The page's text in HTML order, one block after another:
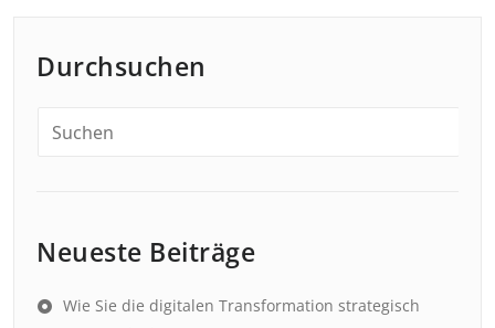
Durchsuchen
Neueste Beiträge
Wie Sie die digitalen Transformation strategisch